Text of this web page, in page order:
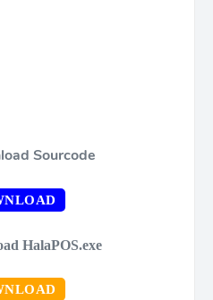
Sourcode
HalaPOS.exe